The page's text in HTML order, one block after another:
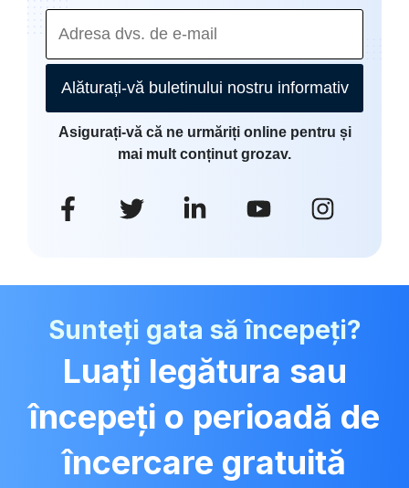
Alăturați-vă buletinului nostru informativ
Asigurați-vă că ne urmăriți online pentru și
mai mult conținut grozav.
Sunteți gata să începeți?
Luați legătura sau
începeți o perioadă de
încercare gratuită